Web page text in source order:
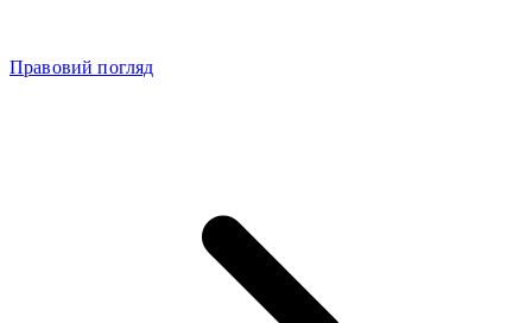
Правовий погляд